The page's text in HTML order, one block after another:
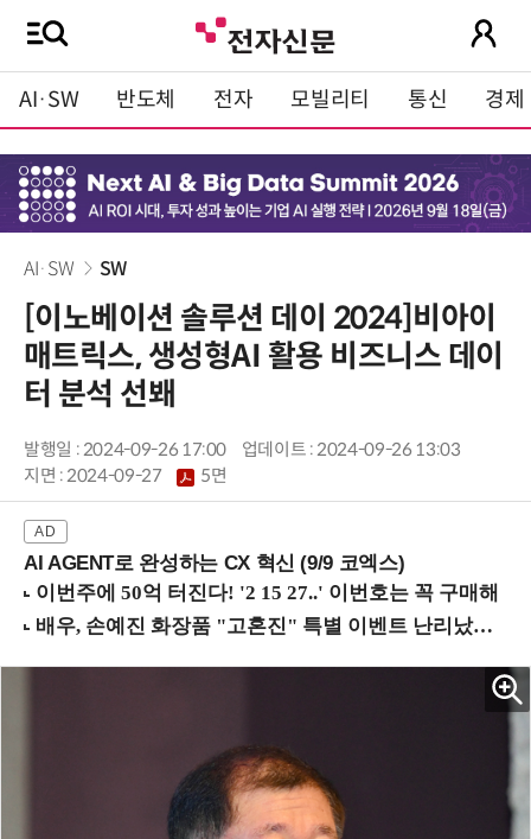
AI·SW 반도체 전자 모빌리티 통신 경제
AI·SW SW
[이노베이션 솔루션 데이 2024]비아이
매트릭스, 생성형AI 활용 비즈니스 데이
터 분석 선봬
발행일 : 2024-09-26 17:00
업데이트 : 2024-09-26 13:03
지면 :2024-09-27 5면
AI AGENT로 완성하는 CX 혁신 (9/9 코엑스)